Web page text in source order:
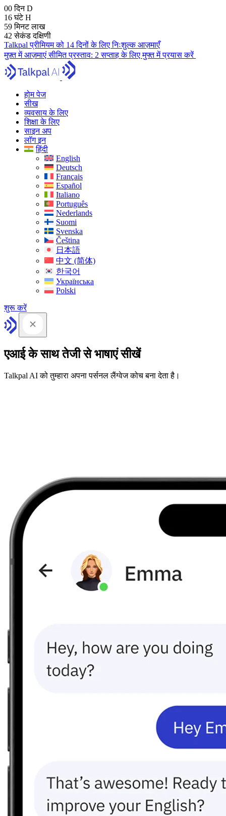
00 दिनD
16 घंटेH
59 मिनटलाख
41 सेकंडदक्षिणी
Talkpal प्रीमियम को 14 दिनों के लिए निःशुल्क आज़माएँ
मुफ़्त में आज़माएंसीमित प्रस्ताव: 2 सप्ताह के लिए मुफ्त में प्रयास करें
होम पेज
सीख
व्यवसाय के लिए
शिक्षा के लिए
साइन अप
लॉग इन
हिंदी
English
Deutsch
Français
Español
Italiano
Português
Nederlands
Suomi
Svenska
Čeština
日本語
中文 (简体)
한국어
Українська
Polski
शुरू करें
एआई के साथ तेजी से भाषाएं सीखें
Talkpal AI को तुम्हारा अपना पर्सनल लैंग्वेज कोच बना देता है।